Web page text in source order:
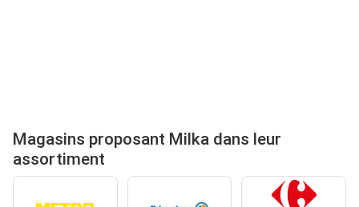
Magasins proposant Milka dans leur
assortiment